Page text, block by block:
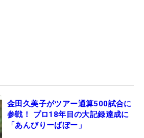
金田久美子がツアー通算500試合に
参戦！ プロ18年目の大記録達成に
「あんびりーばぼー」